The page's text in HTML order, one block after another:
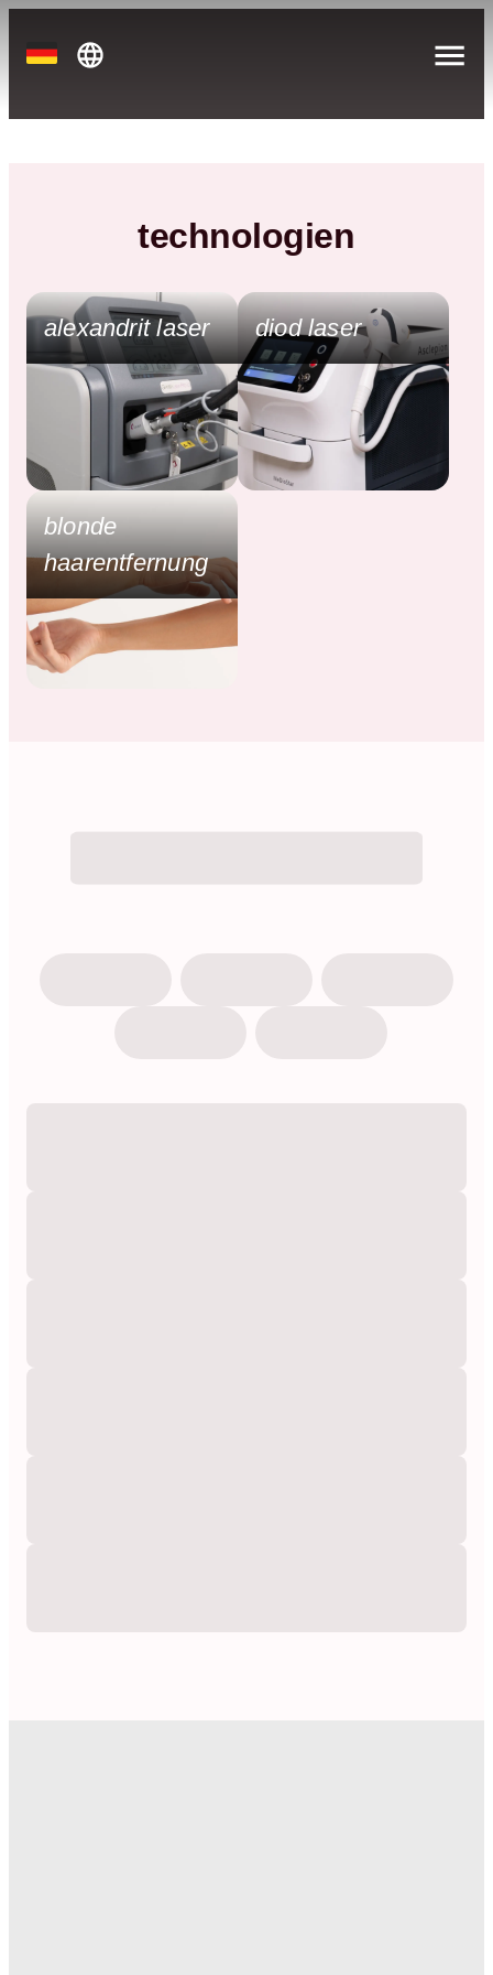
technologien
alexandrit laser diod laser
blonde
haarentfernung